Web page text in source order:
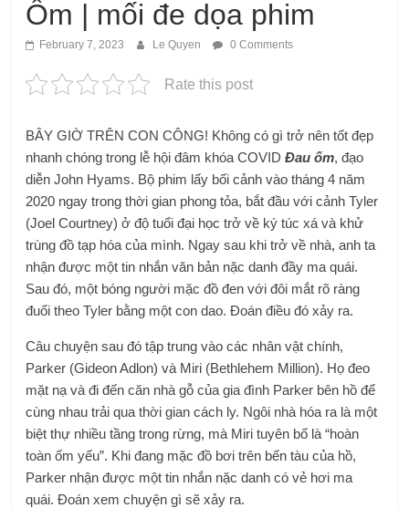
Ốm | mối đe dọa phim
February 7, 2023 Le Quyen 0 Comments
Rate this post
BÂY GIỜ TRÊN CON CÔNG! Không có gì trở nên tốt đẹp
nhanh chóng trong lễ hội đâm khóa COVIDĐau ốm, đạo
diễn John Hyams. Bộ phim lấy bối cảnh vào tháng 4 năm
2020 ngay trong thời gian phong tỏa, bắt đầu với cảnh Tyler
(Joel Courtney) ở độ tuổi đại học trở về ký túc xá và khử
trùng đồ tạp hóa của mình. Ngay sau khi trở về nhà, anh ta
nhận được một tin nhắn văn bản nặc danh đầy ma quái.
Sau đó, một bóng người mặc đồ đen với đôi mắt rõ ràng
đuổi theo Tyler bằng một con dao. Đoán điều đó xảy ra.
Câu chuyện sau đó tập trung vào các nhân vật chính,
Parker (Gideon Adlon) và Miri (Bethlehem Million). Họ đeo
mặt nạ và đi đến căn nhà gỗ của gia đình Parker bên hồ để
cùng nhau trải qua thời gian cách ly. Ngôi nhà hóa ra là một
biệt thự nhiều tầng trong rừng, mà Miri tuyên bố là “hoàn
toàn ốm yếu”. Khi đang mặc đồ bơi trên bến tàu của hồ,
Parker nhận được một tin nhắn nặc danh có vẻ hơi ma
quái. Đoán xem chuyện gì sẽ xảy ra.